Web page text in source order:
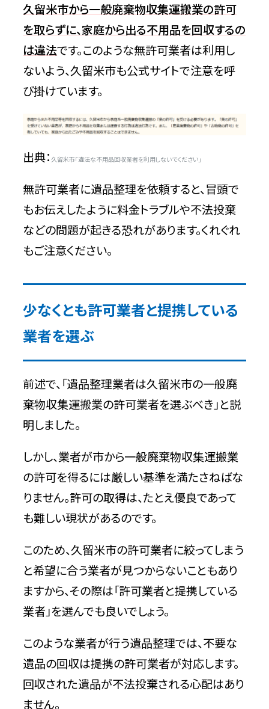
久留米市から一般廃棄物収集運搬業の許可
を取らずに、家庭から出る不用品を回収するの
は違法です。このような無許可業者は利用し
ないよう、久留米市も公式サイトで注意を呼
び掛けています。
出典：久留米市「違法な不用品回収業者を利用しないでください」
無許可業者に遺品整理を依頼すると、冒頭で
もお伝えしたように料金トラブルや不法投棄
などの問題が起きる恐れがあります。くれぐれ
もご注意ください。
少なくとも許可業者と提携している
業者を選ぶ
前述で、「遺品整理業者は久留米市の一般廃
棄物収集運搬業の許可業者を選ぶべき」と説
明しました。
しかし、業者が市から一般廃棄物収集運搬業
の許可を得るには厳しい基準を満たさねばな
りません。許可の取得は、たとえ優良であって
も難しい現状があるのです。
このため、久留米市の許可業者に絞ってしまう
と希望に合う業者が見つからないこともあり
ますから、その際は「許可業者と提携している
業者」を選んでも良いでしょう。
このような業者が行う遺品整理では、不要な
遺品の回収は提携の許可業者が対応します。
回収された遺品が不法投棄される心配はあり
ません。